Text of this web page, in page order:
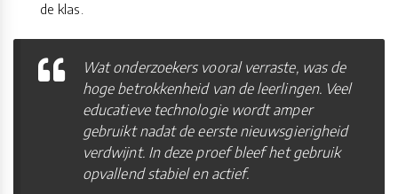
de klas.
Wat onderzoekers vooral verraste, was de
hoge betrokkenheid van de leerlingen. Veel
educatieve technologie wordt amper
gebruikt nadat de eerste nieuwsgierigheid
verdwijnt. In deze proef bleef het gebruik
opvallend stabiel en actief.